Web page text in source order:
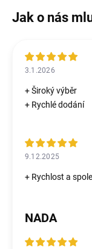
3.1.2026
+ Široký výběr
+ Rychlé dodání
9.12.2025
+ Rychlost a
NADA